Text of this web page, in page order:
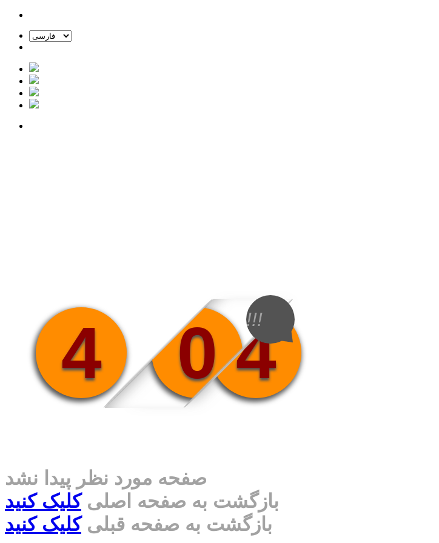
4 0 4
!!!
صفحه مورد نظر پیدا نشد
بازگشت به صفحه اصلیکلیک کنید
بازگشت به صفحه قبلیکلیک کنید